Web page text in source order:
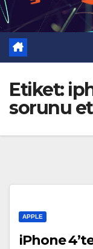
Etiket:
sorunu
APPLE
iPhone